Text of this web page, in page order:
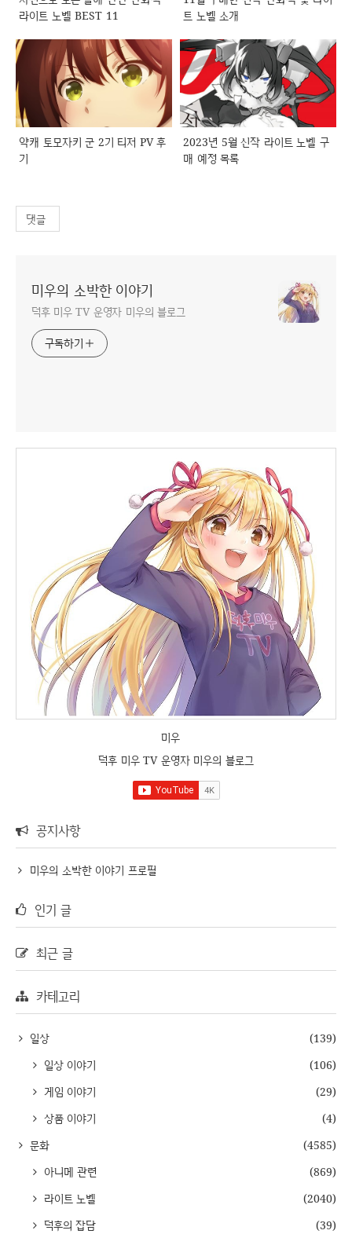
라이트 노벨 BEST 11
트 노벨 소개
약캐 토모자키 군 2기 티저 PV 후
기
2023년 5월 신작 라이트 노벨 구
매 예정 목록
댓글
미우의 소박한 이야기
덕후 미우 TV 운영자 미우의 블로그
구독하기
미우
덕후 미우 TV 운영자 미우의 블로그
공지사항
미우의 소박한 이야기 프로필
인기 글
최근 글
카테고리
일상
(139)
일상 이야기
(106)
게임 이야기
(29)
상품 이야기
(4)
문화
(4585)
아니메 관련
(869)
라이트 노벨
(2040)
덕후의 잡담
(39)